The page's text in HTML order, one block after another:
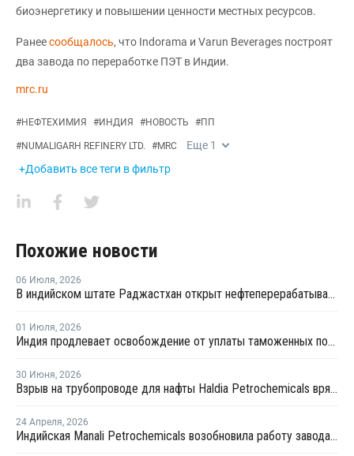
биоэнергетику и повышении ценности местных ресурсов.
Ранеесообщалось, что Indorama и Varun Beverages построят
два завода по переработке ПЭТ в Индии.
mrc.ru
#НЕФТЕХИМИЯ #ИНДИЯ #НОВОСТЬ #ПП
#NUMALIGARH REFINERY LTD. #MRC Еще 1
+Добавить все теги в фильтр
Похожие новости
06 Июля, 2026
В индийском штате Раджастхан открыт нефтеперерабатывающий комплекс
01 Июля, 2026
Индия продлевает освобождение от уплаты таможенных пошлин на импорт нефтехимии на фоне конфликта на Ближнем Востоке
30 Июня, 2026
Взрыв на трубопроводе для нафты Haldia Petrochemicals вряд ли повлияет на выпуск полимеров
24 Апреля, 2026
Индийская Manali Petrochemicals возобновила работу завода №1 после выделения правительством пропилена для фармпромышленности